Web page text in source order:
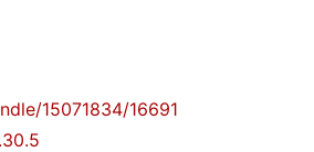
15071834/16691